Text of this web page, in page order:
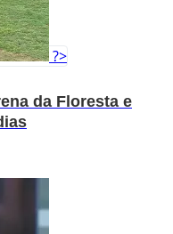
?>
da Floresta e